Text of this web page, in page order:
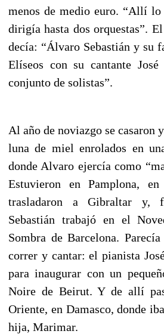
menos de medio euro. “Allí lo
dirigía hasta dos orquestas”.
decía: “Álvaro Sebastián y su
Elíseos con su cantante
conjunto de solistas”.
Al año de noviazgo se casaron
luna de miel enrolados en
donde Alvaro ejercía como
Estuvieron en Pamplona,
trasladaron a Gibraltar y,
Sebastián trabajó en el
Sombra de Barcelona.
correr y cantar: el pianista
para inaugurar con un
Noire de Beirut. Y de allí
Oriente, en Damasco, donde
hija, Marimar.